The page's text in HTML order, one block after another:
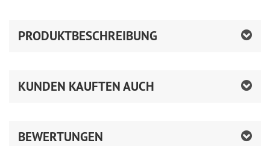
PRODUKTBESCHREIBUNG
KUNDEN KAUFTEN AUCH
BEWERTUNGEN